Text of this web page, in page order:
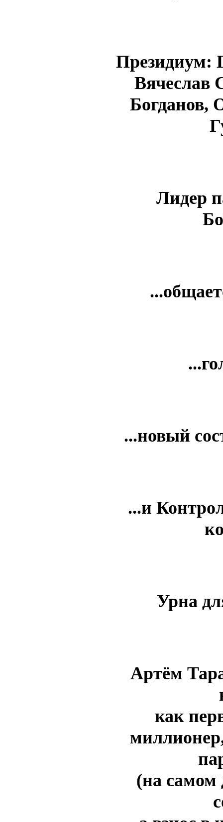
Президиум:
Вячеслав
Богданов,
Лидер
...новый
...и
Урна
Артём
как
(на самом